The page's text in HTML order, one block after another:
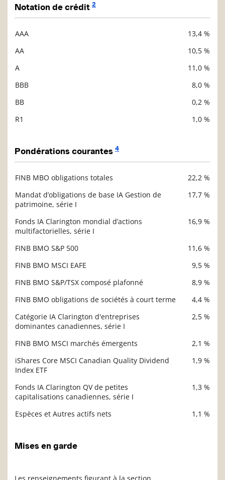
Notation de crédit 2
AAA
13,4 %
AA
10,5 %
A
11,0 %
BBB
8,0 %
BB
0,2 %
R1
1,0 %
Pondérations courantes 4
FINB MBO obligations totales
22,2 %
Mandat d’obligations de base IA Gestion de
patrimoine, série I
17,7 %
Fonds IA Clarington mondial d’actions
multifactorielles, série I
16,9 %
FINB BMO S&P 500
11,6 %
FINB BMO MSCI EAFE
9,5 %
FINB BMO S&P/TSX composé plafonné
8,9 %
FINB BMO obligations de sociétés à court terme
4,4 %
Catégorie IA Clarington d'entreprises
dominantes canadiennes, série I
2,5 %
FINB BMO MSCI marchés émergents
2,1 %
iShares Core MSCI Canadian Quality Dividend
Index ETF
1,9 %
Fonds IA Clarington QV de petites
capitalisations canadiennes, série I
1,3 %
Espèces et Autres actifs nets 1,1 %
Mises en garde
Les renseignements figurant à la section